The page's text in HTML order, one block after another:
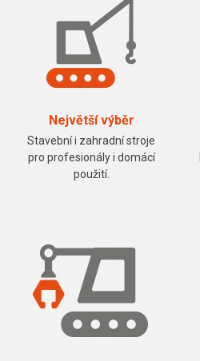
Největší výběr
Stavební i zahradní stroje
pro profesionály i domácí
použití.